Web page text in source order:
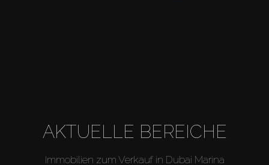
AKTUELLE BEREICHE
Immobilien zum Verkauf in Dubai Marina